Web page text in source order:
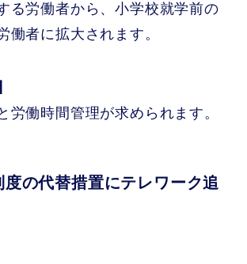
る労働者から、小学校就学前の
働者に拡大されます。
労働時間管理が求められます。
の代替措置にテレワーク追